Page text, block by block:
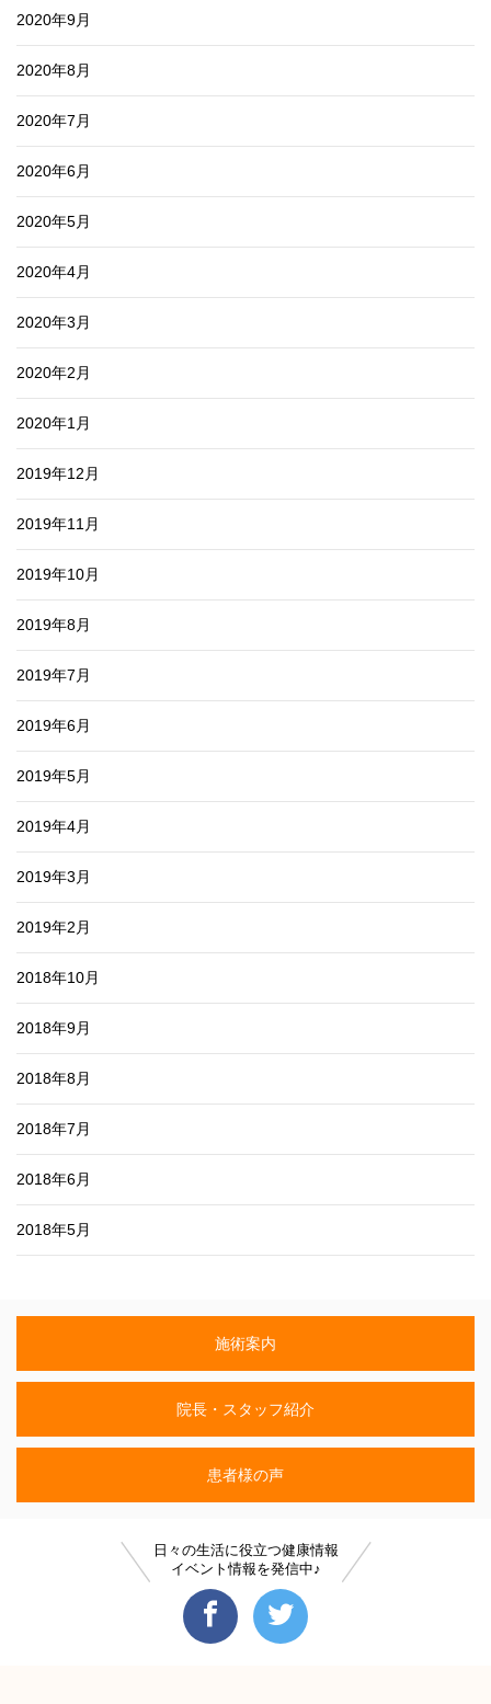
2020年9月
2020年8月
2020年7月
2020年6月
2020年5月
2020年4月
2020年3月
2020年2月
2020年1月
2019年12月
2019年11月
2019年10月
2019年8月
2019年7月
2019年6月
2019年5月
2019年4月
2019年3月
2019年2月
2018年10月
2018年9月
2018年8月
2018年7月
2018年6月
2018年5月
施術案内
院長・スタッフ紹介
患者様の声
日々の生活に役立つ健康情報
イベント情報を発信中♪